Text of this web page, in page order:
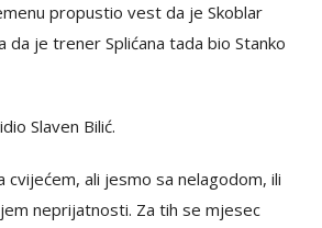
propustio vest da je Skoblar
da je trener Splićana tada bio Stanko
Slaven Bilić.
cvijećem, ali jesmo sa nelagodom, ili
neprijatnosti. Za tih se mjesec